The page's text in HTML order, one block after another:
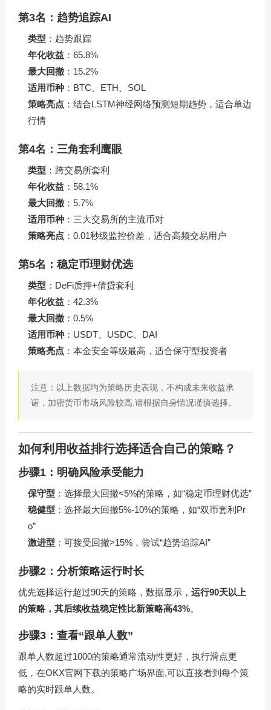
第3名：趋势追踪AI
类型 ：趋势跟踪
年化收益 ：65.8%
最大回撤 ：15.2%
适用币种 ：BTC、ETH、SOL
策略亮点 ：结合LSTM神经网络预测短期趋势，适合单边
行情
第4名：三角套利鹰眼
类型 ：跨交易所套利
年化收益 ：58.1%
最大回撤 ：5.7%
适用币种 ：三大交易所的主流币对
策略亮点 ：0.01秒级监控价差，适合高频交易用户
第5名：稳定币理财优选
类型 ：DeFi质押+借贷套利
年化收益 ：42.3%
最大回撤 ：0.5%
适用币种 ：USDT、USDC、DAI
策略亮点 ：本金安全等级最高，适合保守型投资者
注意：以上数据均为策略历史表现，不构成未来收益承
诺，加密货币市场风险较高,请根据自身情况谨慎选择。
如何利用收益排行选择适合自己的策略？
步骤1：明确风险承受能力
保守型 ：选择最大回撤<5%的策略，如“稳定币理财优选”
稳健型 ：选择最大回撤5%-10%的策略，如“双币套利Pr
o”
激进型 ：可接受回撤>15%，尝试“趋势追踪AI”
步骤2：分析策略运行时长
优先选择运行超过90天的策略，数据显示， 运行90天以上
的策略，其后续收益稳定性比新策略高43%。
步骤3：查看“跟单人数”
跟单人数超过1000的策略通常流动性更好，执行滑点更
低，在OKX官网下载的策略广场界面,可以直接看到每个策
略的实时跟单人数。